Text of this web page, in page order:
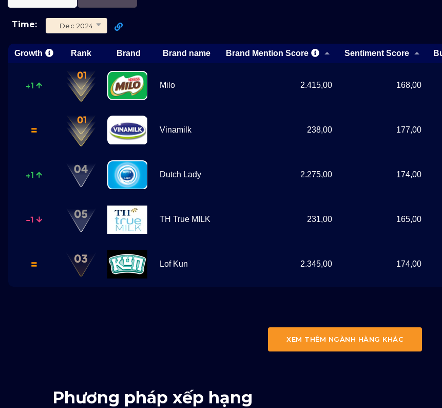
Time: Dec 2024
Growth Rank Brand Brand name Brand Mention Score Sentiment Score
Milo 2.415,00 168,00
Vinamilk 238,00 177,00
Dutch Lady 2.275,00 174,00
TH True MILK 231,00 165,00
Lof Kun 2.345,00 174,00
XEM THÊM NGÀNH HÀNG KHÁC
Phương pháp xếp hạng